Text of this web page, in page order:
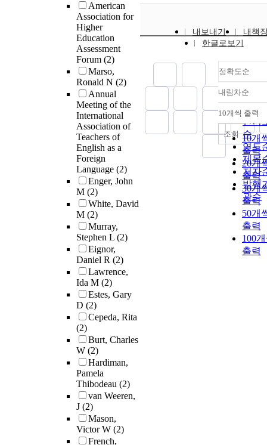
American
Association for
Higher
Education
Assessment
Forum (2)
Marso,
Ronald N (2)
Annual
Meeting of the
International
Association of
Teachers of
English as a
Foreign
Language (2)
Enger, John
M (2)
White, David
M (2)
Murray,
Stephen L (2)
Eignor,
Daniel R (2)
Lawrence,
Ida M (2)
Estes, Gary
D (2)
Cepeda, Rita
(2)
Burt, Charles
W (2)
Hardiman,
Pamela
Thibodeau (2)
van Weeren,
J (2)
Mason,
Victor W (2)
French,
내보내기
내책
한글로보기
정확도순
정확
순
인기
순
연도
제목
저자
발행
관순
내림차순
내림
10개씩 출력
10개
출력
20개
출력
30개
출력
50개
출력
100
출력
조회